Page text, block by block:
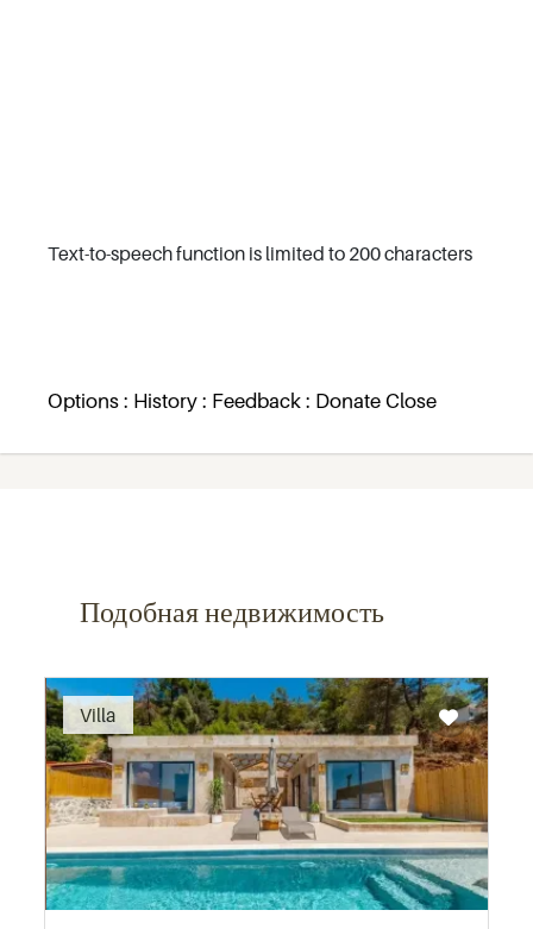
Text-to-speech function is limited to 200 characters
Options : History : Feedback : Donate Close
Подобная недвижимость
Villa
Recommended